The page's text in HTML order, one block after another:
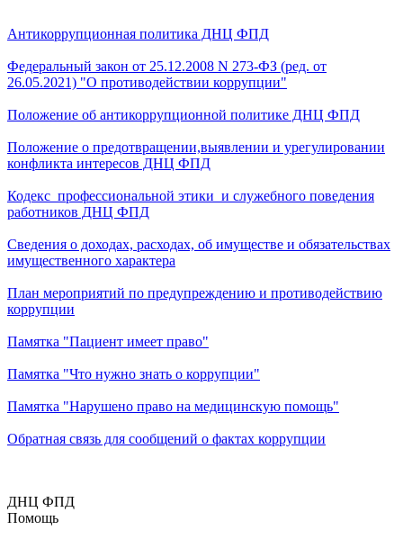
Антикоррупционная политика ДНЦ ФПД
Федеральный закон от 25.12.2008 N 273-ФЗ (ред. от
26.05.2021) "О противодействии коррупции"
Положение об антикоррупционной политике ДНЦ ФПД
Положение о предотвращении,выявлении и урегулировании
конфликта интересов ДНЦ ФПД
Кодекс профессиональной этики и служебного поведения
работников ДНЦ ФПД
Сведения о доходах, расходах, об имуществе и обязательствах
имущественного характера
План мероприятий по предупреждению и противодействию
коррупции
Памятка "Пациент имеет право"
Памятка "Что нужно знать о коррупции"
Памятка "Нарушено право на медицинскую помощь"
Обратная связь для сообщений о фактах коррупции
ДНЦ ФПД
Помощь